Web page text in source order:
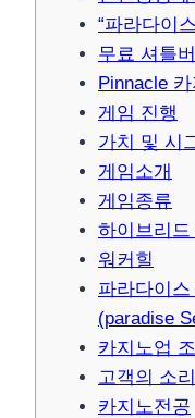
“파라다이
무료 셔틀
Pinnacle 카
게임 진행
가치 및 시
게임소개
게임종류
하이브리드
워커힐
파라다이
(paradise
카지노업
고객의 소
카지노전공